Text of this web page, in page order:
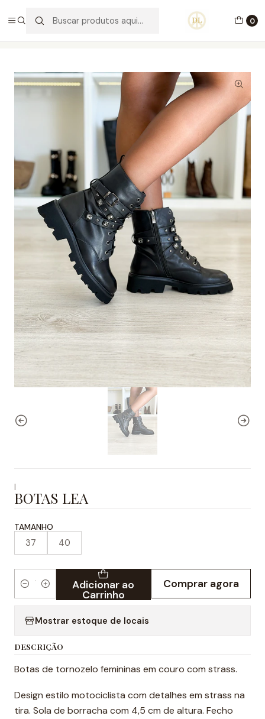
0
PORTES GRÁTIS ACIMA DE 70€ PORTUGAL CONTINENTAL
|
BOTAS LEA
TAMANHO
37 40
Quantidade Adicionar ao
Carrinho
Comprar agora
Mostrar estoque de locais
DESCRIÇÃO
Botas de tornozelo femininas em couro com strass.
Design estilo motociclista com detalhes em strass na
tira. Sola de borracha com 4,5 cm de altura. Fecho